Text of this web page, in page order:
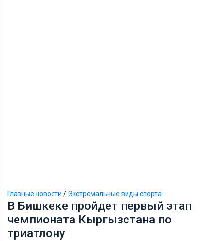
Главные новости / Экстремальные виды спорта
В Бишкеке пройдет первый этап
чемпионата Кыргызстана по
триатлону